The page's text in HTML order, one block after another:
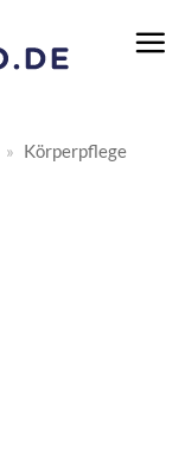
» Körperpflege